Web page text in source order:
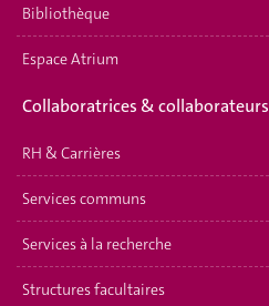
Bibliothèque
Espace Atrium
Collaboratrices & collaborateurs
RH & Carrières
Services communs
Services à la recherche
Structures facultaires